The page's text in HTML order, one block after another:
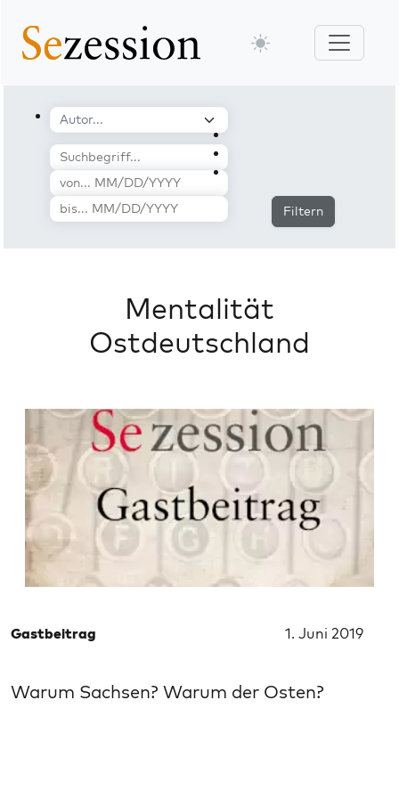
Filtern
Mentalität
Ostdeutschland
Gastbeitrag 1. Juni 2019
Warum Sachsen? Warum der Osten?